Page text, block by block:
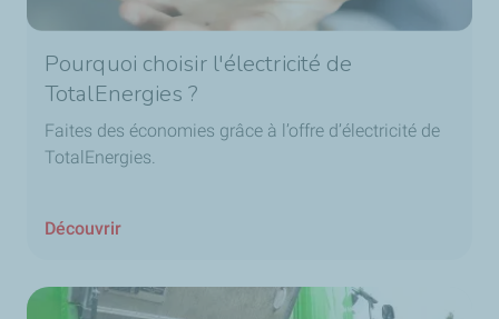
Pourquoi choisir l'électricité de
TotalEnergies ?
Faites des économies grâce à l’offre d’électricité de
TotalEnergies.
Découvrir